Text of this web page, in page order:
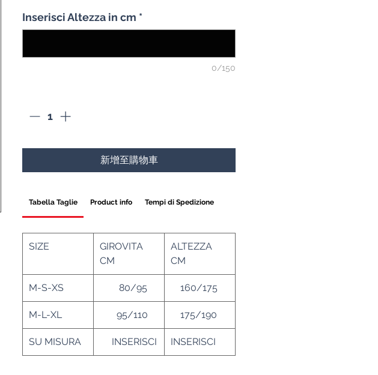
Inserisci Altezza in cm *
0/150
新增至購物車
Tabella Taglie Product info Tempi di Spedizione
SIZE
GIROVITA
CM
ALTEZZA
CM
M-S-XS 80/95 160/175
M-L-XL 95/110 175/190
SU MISURA INSERISCI INSERISCI